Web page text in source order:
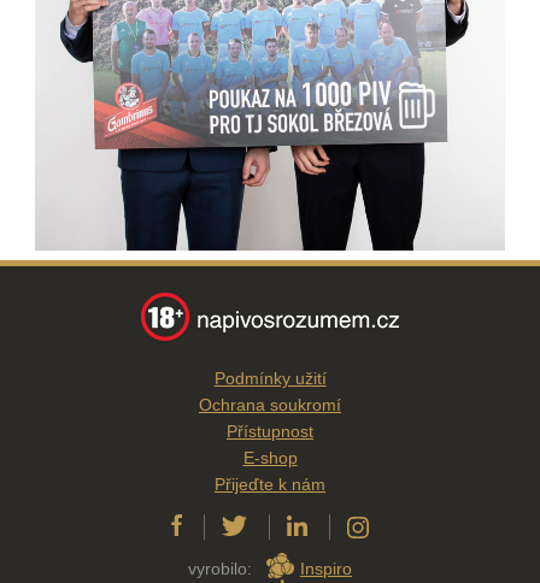
Podmínky užití
Ochrana soukromí
Přístupnost
E-shop
Přijeďte k nám
vyrobilo: Inspiro